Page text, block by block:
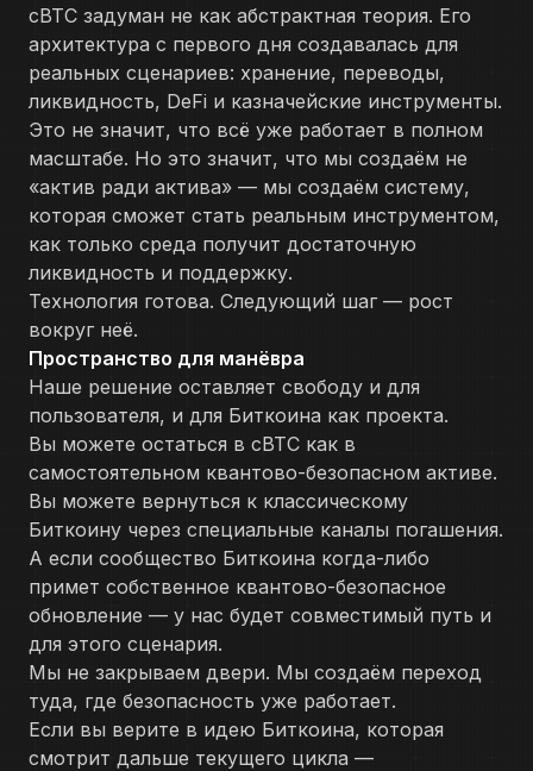
cBTC задуман не как абстрактная теория. Его
архитектура с первого дня создавалась для
реальных сценариев: хранение, переводы,
ликвидность, DeFi и казначейские инструменты.
Это не значит, что всё уже работает в полном
масштабе. Но это значит, что мы создаём не
«актив ради актива» — мы создаём систему,
которая сможет стать реальным инструментом,
как только среда получит достаточную
ликвидность и поддержку.
Технология готова. Следующий шаг — рост
вокруг неё.
Пространство для манёвра
Наше решение оставляет свободу и для
пользователя, и для Биткоина как проекта.
Вы можете остаться в cBTC как в
самостоятельном квантово-безопасном активе.
Вы можете вернуться к классическому
Биткоину через специальные каналы погашения.
А если сообщество Биткоина когда-либо
примет собственное квантово-безопасное
обновление — у нас будет совместимый путь и
для этого сценария.
Мы не закрываем двери. Мы создаём переход
туда, где безопасность уже работает.
Если вы верите в идею Биткоина, которая
смотрит дальше текущего цикла —